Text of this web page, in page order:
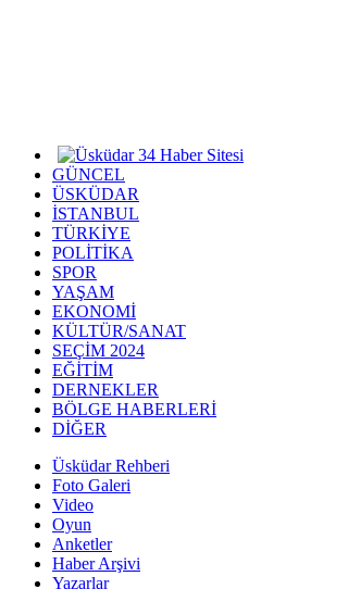
GÜNCEL
ÜSKÜDAR
İSTANBUL
TÜRKİYE
POLİTİKA
SPOR
YAŞAM
EKONOMİ
KÜLTÜR/SANAT
SEÇİM 2024
EĞİTİM
DERNEKLER
BÖLGE HABERLERİ
DİĞER
Üsküdar Rehberi
Foto Galeri
Video
Oyun
Anketler
Haber Arşivi
Yazarlar